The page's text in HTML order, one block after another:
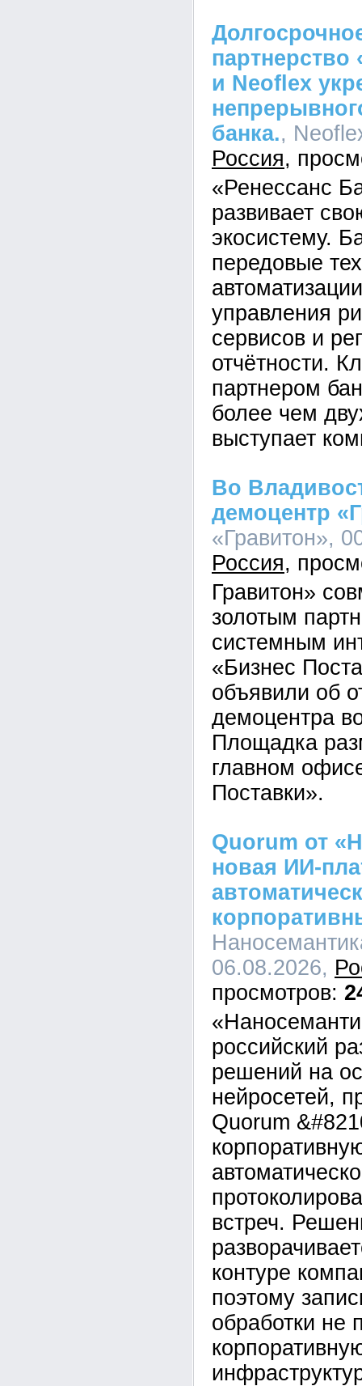
партнерство
и Neoflex
банка.,
Россия
«Ренессанс
развивает
экосистему.
передовые
управления
сервисов и
отчётности.
партнером
более чем
выступает
Во
демоцентр
«Гравитон»,
Россия
Гравитон»
золотым
системным
«Бизнес
объявили об
демоцентра
Площадка
главном
Поставки».
Quorum от
новая ИИ-
06.08.2026,
российский
решений на
нейросетей,
Quorum
встреч.
контуре
поэтому
обработки не